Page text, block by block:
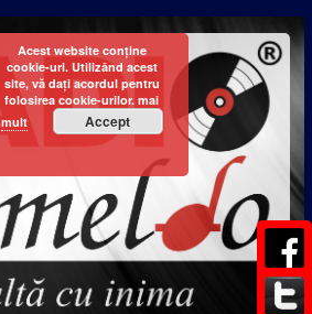
Acest website conține
cookie-uri. Utilizând acest
site, vă dați acordul pentru
folosirea cookie-urilor. mai
mult
Accept